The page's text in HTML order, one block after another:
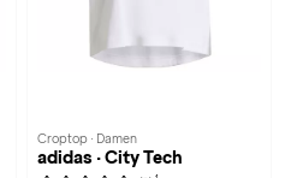
Croptop · Damen
adidas · City Tech